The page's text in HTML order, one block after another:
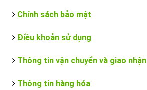
Chính sách bảo mật
Điều khoản sử dụng
Thông tin vận chuyển và giao nhận
Thông tin hàng hóa